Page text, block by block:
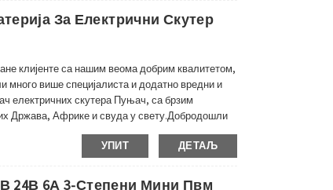
За Електрични Скутер
клијенте са нашим веома добрим квалитетом,
више специјалиста и додатно вредни и
електричних скутера Пуњач, са брзим
Држава, Африке и свуда у свету.Добродошли
поруџбину, за додатна питања будите...
УПИТ
ДЕТАЉ
24В 6А 3-Степени Мини Пвм